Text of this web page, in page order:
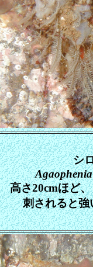
シ
高さ20cmほど
刺されると